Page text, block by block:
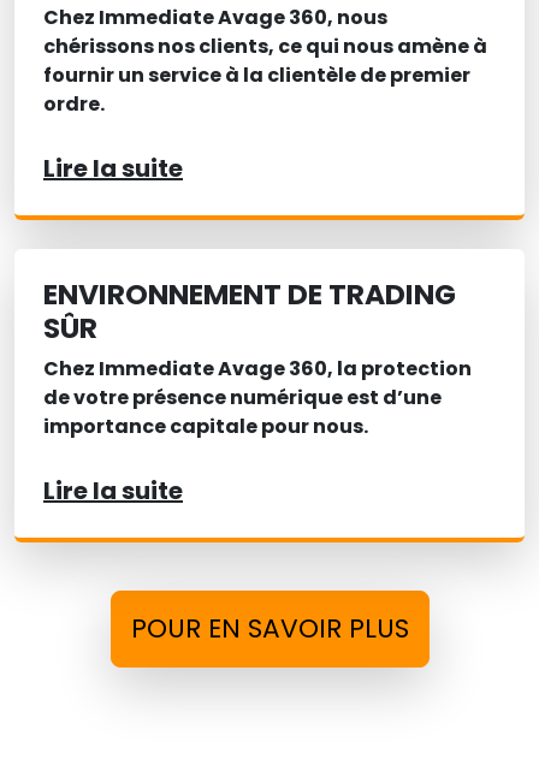
Chez Immediate Avage 360, nous
chérissons nos clients, ce qui nous amène à
fournir un service à la clientèle de premier
ordre.
Lire la suite
ENVIRONNEMENT DE TRADING
SÛR
Chez Immediate Avage 360, la protection
de votre présence numérique est d’une
importance capitale pour nous.
Lire la suite
POUR EN SAVOIR PLUS